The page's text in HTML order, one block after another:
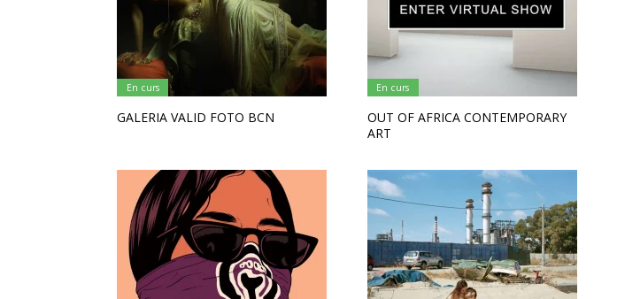
En curs
GALERIA VALID FOTO BCN
En curs
OUT OF AFRICA CONTEMPORARY
ART